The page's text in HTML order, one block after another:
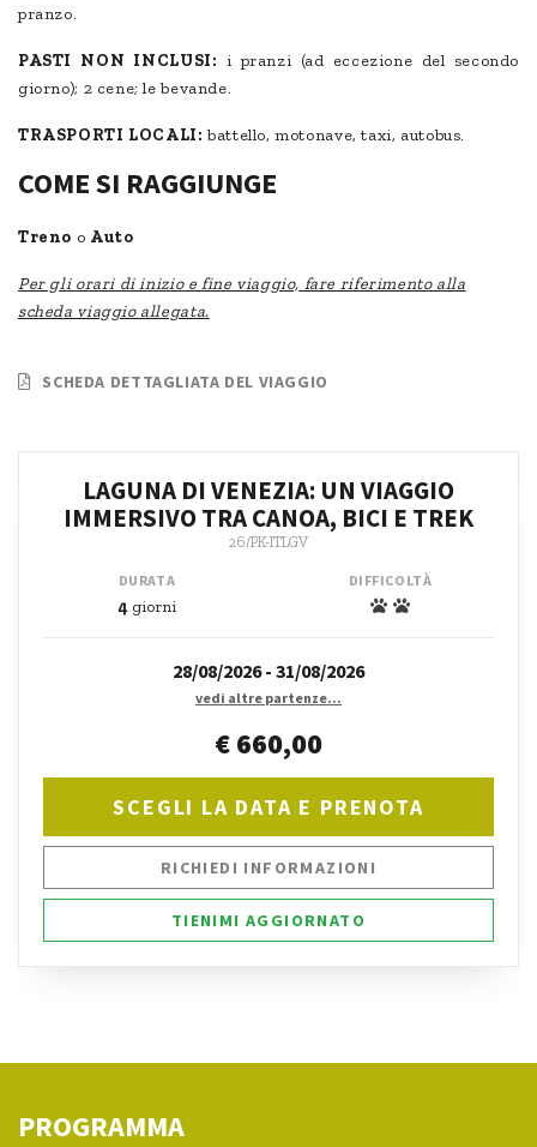
pranzo.
PASTI NON INCLUSI: i pranzi (ad eccezione del secondo
giorno); 2 cene; le bevande.
TRASPORTI LOCALI:battello, motonave, taxi, autobus.
COME SI RAGGIUNGE
Treno o Auto
Per gli orari di inizio e fine viaggio, fare riferimento alla
scheda viaggio allegata.
SCHEDA DETTAGLIATA DEL VIAGGIO
LAGUNA DI VENEZIA: UN VIAGGIO
IMMERSIVO TRA CANOA, BICI E TREK
26/PK-ITLGV
DURATA
4giorni
DIFFICOLTÀ
28/08/2026 - 31/08/2026
vedi altre partenze...
€ 660,00
SCEGLI LA DATA E PRENOTA
RICHIEDI INFORMAZIONI
TIENIMI AGGIORNATO
PROGRAMMA